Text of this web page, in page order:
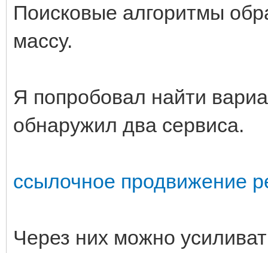
Поисковые алгоритмы
массу.
Я попробовал найти
обнаружил два сервиса.
ссылочное продвижение
Через них можно